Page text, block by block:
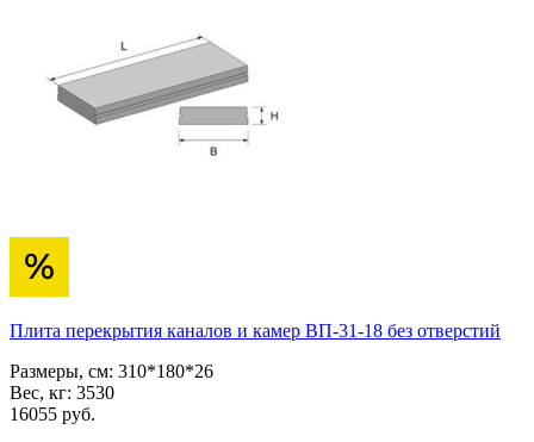
Плита перекрытия каналов и камер ВП-31-18 без отверстий
Размеры, см: 310*180*26
Вес, кг: 3530
16055 pуб.